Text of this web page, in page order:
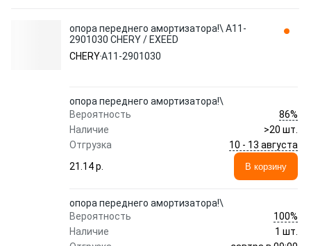
опора переднего амортизатора!\ A11-
2901030 CHERY / EXEED
CHERYA11-2901030
опора переднего амортизатора!\
Вероятность
86%
Наличие
>20 шт.
Отгрузка
10 - 13 августа
21.14 p.
В корзину
опора переднего амортизатора!\
Вероятность
100%
Наличие
1 шт.